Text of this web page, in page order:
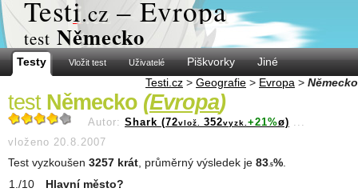
Testi.cz – Evropa
test Německo
Testy Vložit test Uživatelé Piškvorky
Jiné
Testi.cz > Geografie > Evropa > Německo
test Německo (Evropa)
Autor: Shark (72vlož. 352vyzk. +21%ø) ...
vloženo 20.8.2007
Test vyzkoušen 3257 krát , průměrný výsledek je 83 .5%
Hlavní město?